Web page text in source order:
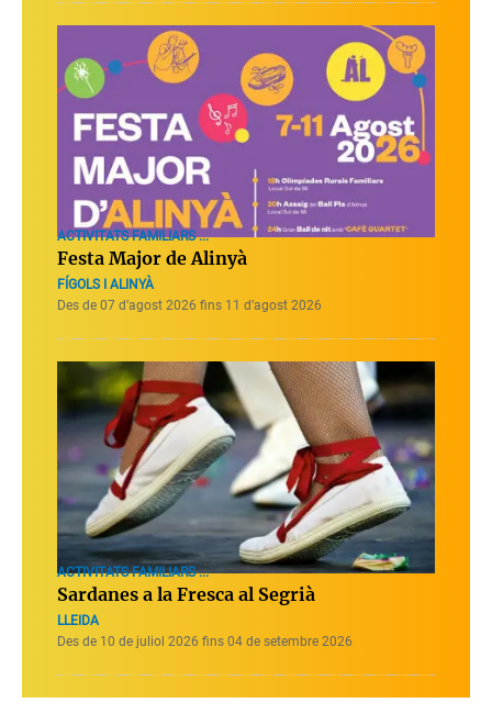
ACTIVITATS FAMILIARS ...
Festa Major de Alinyà
FÍGOLS I ALINYÀ
Des de 07 d’agost 2026 fins 11 d’agost 2026
ACTIVITATS FAMILIARS ...
Sardanes a la Fresca al Segrià
LLEIDA
Des de 10 de juliol 2026 fins 04 de setembre 2026